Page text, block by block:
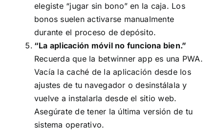
elegiste “jugar sin bono” en la caja. Los
bonos suelen activarse manualmente
durante el proceso de depósito.
“La aplicación móvil no funciona bien.”
Recuerda que la betwinner app es una PWA.
Vacía la caché de la aplicación desde los
ajustes de tu navegador o desinstálala y
vuelve a instalarla desde el sitio web.
Asegúrate de tener la última versión de tu
sistema operativo.